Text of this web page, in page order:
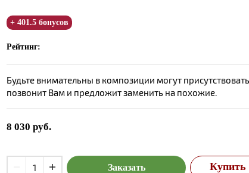
+ 401.5 бонусов
Рейтинг:
Будьте внимательны в композиции могут
позвонит Вам и предложит заменить на похожие.
8 030 руб.
Заказать Купить